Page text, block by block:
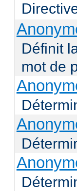
Définit
mot de